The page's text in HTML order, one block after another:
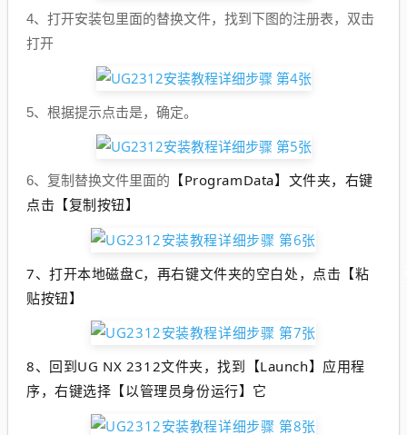
4、打开安装包里面的替换文件，找到下图的注册表，双击
打开
5、根据提示点击是，确定。
6、复制替换文件里面的
【ProgramData】文件夹，右键
点击【复制按钮】
7、打开本地磁盘C，再右键文件夹的空白处，点击【粘
贴按钮】
8、 回到UG NX 2312文件夹，找到【Launch】应用程
序，右键选择【以管理员身份运行】它